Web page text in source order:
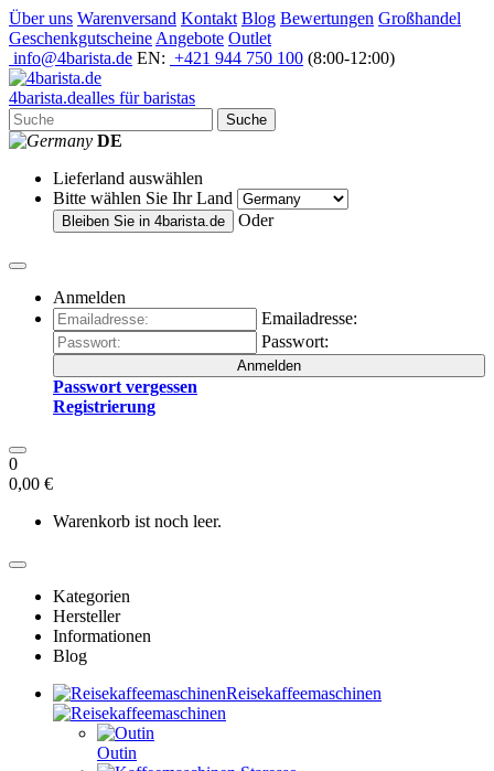
Über uns Warenversand Kontakt Blog Bewertungen Großhandel
Geschenkgutscheine Angebote Outlet
info@4barista.de EN: +421 944 750 100 (8:00-12:00)
4barista.dealles für baristas
Suche
DE
Lieferland auswählen
Bitte wählen Sie Ihr Land
Bleiben Sie in 4barista.de Oder
Anmelden
Emailadresse:
Passwort:
Anmelden
Passwort vergessen
Registrierung
0
0,00 €
Warenkorb ist noch leer.
Kategorien
Hersteller
Informationen
Blog
Reisekaffeemaschinen
Outin